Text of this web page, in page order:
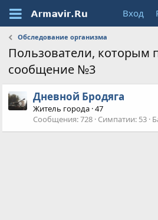
Вход
Обследование организма
Пользователи, которым
сообщение №3
Дневной Бродяга
Житель города ·47
Сообщения 728 Симпатии 53